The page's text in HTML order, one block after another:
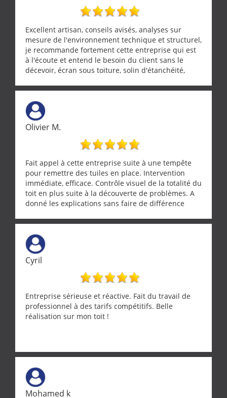
Excellent artisan, conseils avisés, analyses sur
mesure de l'environnement technique et structurel,
je recommande fortement cette entreprise qui est
à l'écoute et entend le besoin du client sans le
décevoir, écran sous toiture, solin d'étanchéité,
récupérateur d'eau, tout a été parfaitement mis en
œuvre sans besoin d'y revenir. confiance assurée.
Olivier M.
Fait appel à cette entreprise suite à une tempête
pour remettre des tuiles en place. Intervention
immédiate, efficace. Contrôle visuel de la totalité du
toit en plus suite à la découverte de problèmes. A
donné les explications sans faire de différence
Cyril
Entreprise sérieuse et réactive. Fait du travail de
professionnel à des tarifs compétitifs. Belle
réalisation sur mon toit !
Mohamed k